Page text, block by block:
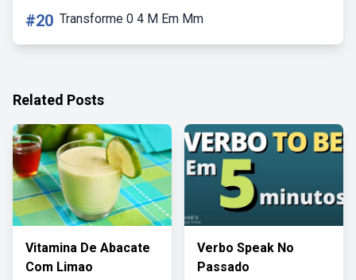
#20 Transforme 0 4 M Em Mm
Related Posts
Vitamina De Abacate
Com Limao
Verbo Speak No
Passado